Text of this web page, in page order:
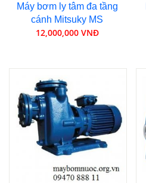
Máy bơm ly tâm đa tầng
cánh Mitsuky MS
12,000,000 VNĐ